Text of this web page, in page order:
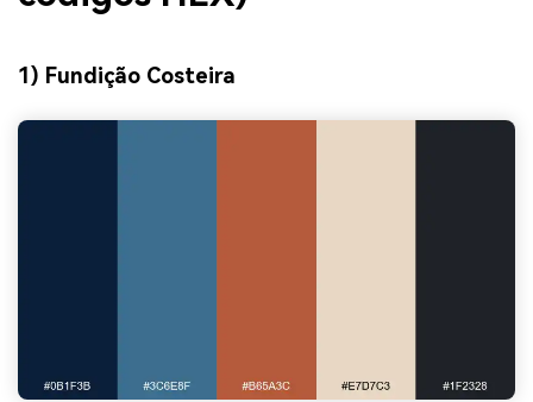
1) Fundição Costeira